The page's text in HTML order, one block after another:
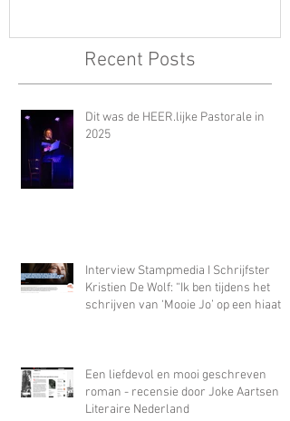
Recent Posts
Dit was de HEER.lijke Pastorale in
2025
Interview Stampmedia I Schrijfster
Kristien De Wolf: “Ik ben tijdens het
schrijven van ‘Mooie Jo’ op een hiaat
Een liefdevol en mooi geschreven
roman - recensie door Joke Aartsen In
Literaire Nederland